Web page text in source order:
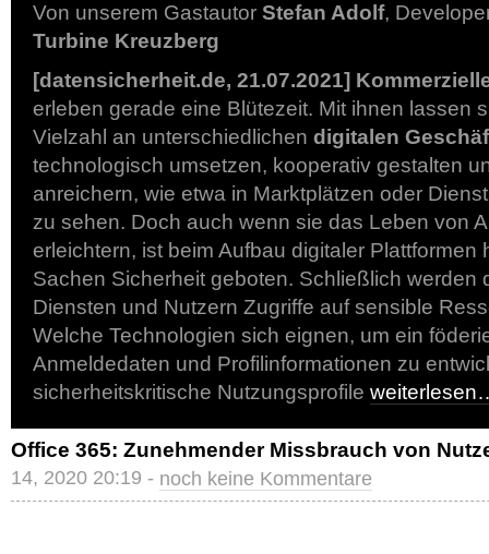
Von unserem Gastautor Stefan Adolf,
Turbine Kreuzberg
[datensicherheit.de, 21.07.2021]
erleben gerade eine Blütezeit. Mit ihnen lassen
Vielzahl an unterschiedlichen digitalen
technologisch umsetzen, kooperativ gestalten
anreichern, wie etwa in Marktplätzen oder
zu sehen. Doch auch wenn sie das Leben von
erleichtern, ist beim Aufbau digitaler Plattformen
Sachen Sicherheit geboten. Schließlich werden
Diensten und Nutzern Zugriffe auf sensible
Welche Technologien sich eignen, um ein
Anmeldedaten und Profilinformationen zu
sicherheitskritische Nutzungsprofile
Office 365: Zunehmender Missbrauch von
14, 2020 20:19 - noch keine Kommentare